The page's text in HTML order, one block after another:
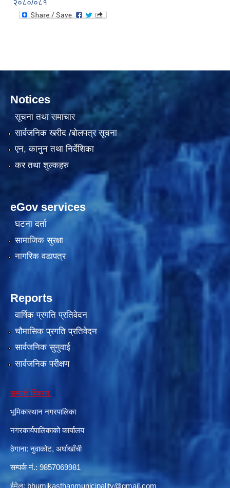
२०८०/०८१
Notices
सूचना तथा समाचार
सार्वजनिक खरीद /बोलपत्र सूचना
एन, कानुन तथा निर्देशिका
कर तथा शुल्कहरु
eGov services
घटना दर्ता
सामाजिक सुरक्षा
नागरिक वडापत्र
Reports
वार्षिक प्रगति प्रतिवेदन
चौमासिक प्रगति प्रतिवेदन
सार्वजनिक सुनुवाई
सार्वजनिक परीक्षण
सम्पर्क विवरण
भूमिकास्थान नगरपालिका
नगरकार्यपालिकाको कार्यालय
ठेगाना: नुवाकोट, अर्घाखाँची
सम्पर्क नं.: 9857069981
ईमेल: bhumikasthanmunicipality@gmail.com